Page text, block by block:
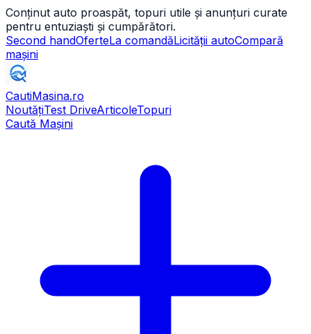
Conținut auto proaspăt, topuri utile și anunțuri curate
pentru entuziaști și cumpărători.
Second handOferteLa comandăLicității autoCompară
mașini
CautiMasina.ro
NoutățiTest DriveArticoleTopuri
Caută Mașini